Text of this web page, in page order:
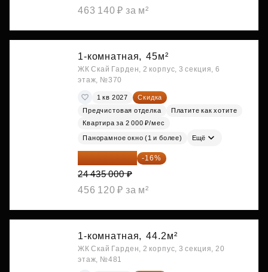
463 140 ₽ за м²
1-комнатная, 45м²
ЖК Скай Гарден, 2 корпус, 3 секция, 6
этаж, №370
1 кв 2027
Скидка
Предчистовая отделка
Платите как хотите
Квартира за 2 000 ₽/мес
Панорамное окно (1 и более) Ещё
20 525 400 ₽ -16%
24 435 000 ₽
456 120 ₽ за м²
1-комнатная, 44.2м²
ЖК Скай Гарден, 2 корпус, 3 секция, 20
этаж, №481